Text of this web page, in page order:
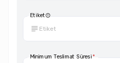
Etiket
Minimum Teslimat Süresi*